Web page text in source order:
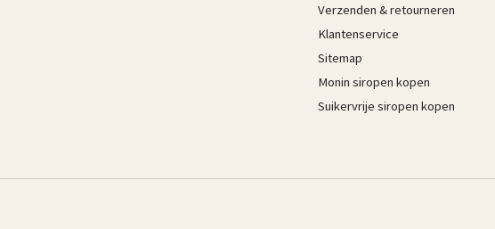
Verzenden & retourneren
Klantenservice
Sitemap
Monin siropen kopen
Suikervrije siropen kopen